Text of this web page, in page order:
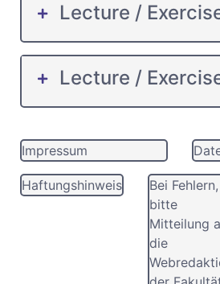
Lecture /
Lecture /
Impressum
Haftungshinweis
Bei Fehlern,
bitte
Mitteilung
die